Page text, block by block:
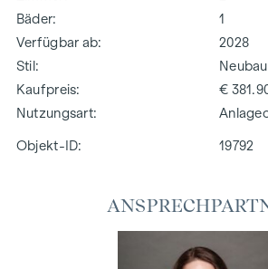
Bäder
1
Verfügbar ab
2028
Stil
Neubau
Kaufpreis
€
Nutzungsart
Objekt-ID: 19792